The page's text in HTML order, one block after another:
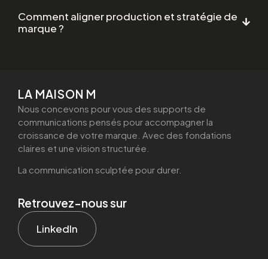
Comment aligner production et stratégie de
marque ?
LA MAISON M
Nous concevons pour vous des supports de
communications pensés pour accompagner la
croissance de votre marque. Avec des fondations
claires et une vision structurée.
La communication sculptée pour durer.
Retrouvez-nous sur
LinkedIn